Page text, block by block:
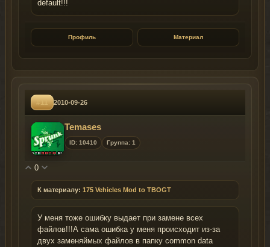
default!!!
Профиль Материал
#11 2010-09-26
Temases
ID: 10410 Группа: 1
0
К материалу: 175 Vehicles Mod to TBOGT
У меня тоже ошибку выдает при замене всех
файлов!!!А сама ошибка у меня происходит из-за
двух заменяймых файлов в папку common data